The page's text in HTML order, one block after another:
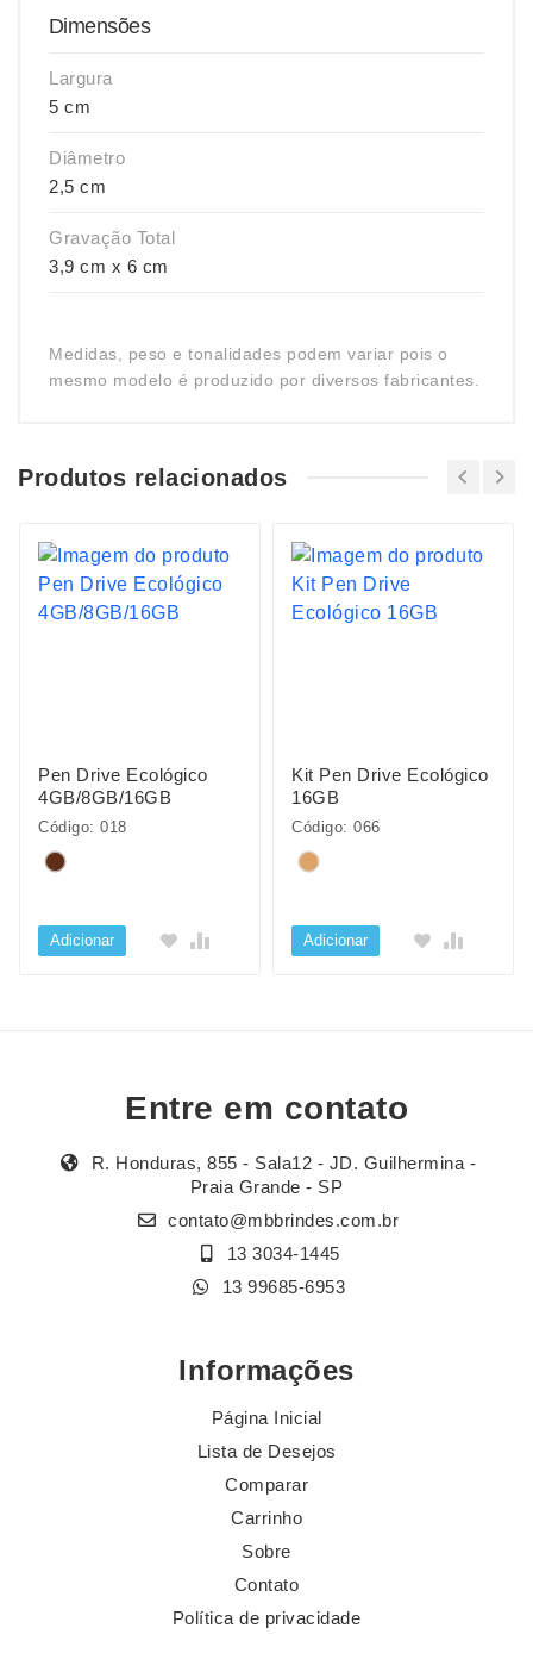
Dimensões
Largura
5 cm
Diâmetro
2,5 cm
Gravação Total
3,9 cm x 6 cm
Medidas, peso e tonalidades podem variar pois o
mesmo modelo é produzido por diversos fabricantes.
Produtos relacionados
Pen Drive Ecológico
4GB/8GB/16GB
Código: 018
Adicionar
Kit Pen Drive Ecológico
16GB
Código: 066
Adicionar
Entre em contato
R. Honduras, 855 - Sala12 - JD. Guilhermina -
Praia Grande - SP
contato@mbbrindes.com.br
13 3034-1445
13 99685-6953
Informações
Página Inicial
Lista de Desejos
Comparar
Carrinho
Sobre
Contato
Política de privacidade